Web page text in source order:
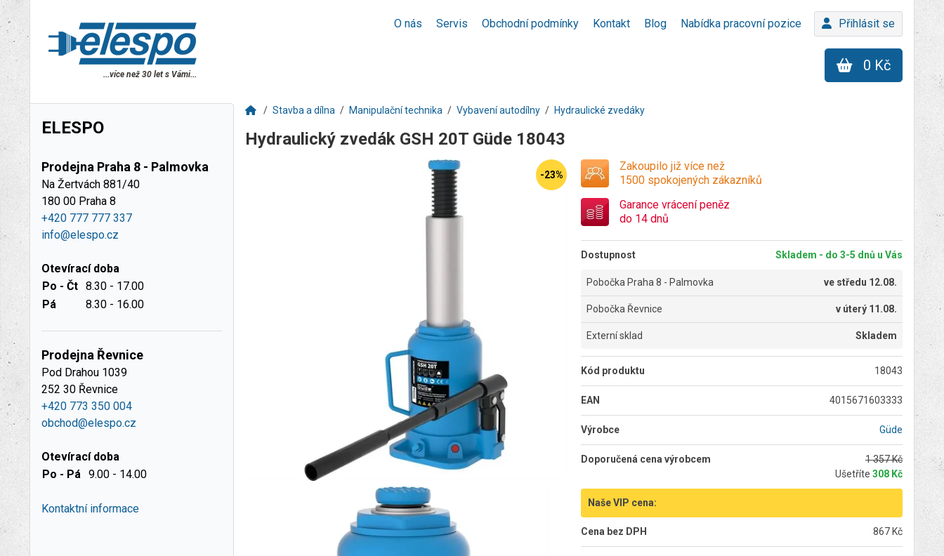
O nás Servis Obchodní podmínky Kontakt Blog Nabídka pracovní pozice Přihlásit se
...více než 30 let s Vámi...
0 Kč
ELESPO
Prodejna Praha 8 - Palmovka
Na Žertvách 881/40
180 00 Praha 8
+420 777 777 337
info@elespo.cz
Otevírací doba
Po - Čt 8.30 - 17.00
Pá
8.30 - 16.00
Prodejna Řevnice
Pod Drahou 1039
252 30 Řevnice
+420 773 350 004
obchod@elespo.cz
Otevírací doba
Po - Pá 9.00 - 14.00
Kontaktní informace
Stavba a dílna Manipulační technika Vybavení autodílny Hydraulické zvedáky
Hydraulický zvedák GSH 20T Güde 18043
-23%
Zakoupilo již více než
1500 spokojených zákazníků
Garance vrácení peněz
do 14 dnů
Dostupnost Skladem - do 3-5 dnů u Vás
Pobočka Praha 8 - Palmovka ve středu 12.08.
Pobočka Řevnice v úterý 11.08.
Externí sklad Skladem
Kód produktu 18043
EAN 4015671603333
Výrobce Güde
Doporučená cena výrobcem
1 357 Kč
Ušetříte 308 Kč
Naše VIP cena:
Cena bez DPH 867 Kč